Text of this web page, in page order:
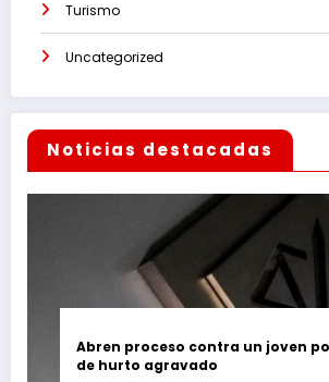
Turismo
Uncategorized
Noticias destacadas
Abren proceso contra un joven
de hurto agravado